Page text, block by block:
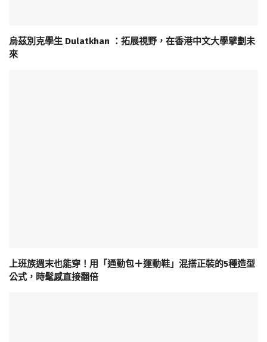
烏茲別克學生 Dulatkhan ：拓展視野，在香港中文大學擘劃未
來
上班族週末也能穿！用「通勤包＋運動鞋」混搭正裝的5種造型
公式，時髦感直接翻倍